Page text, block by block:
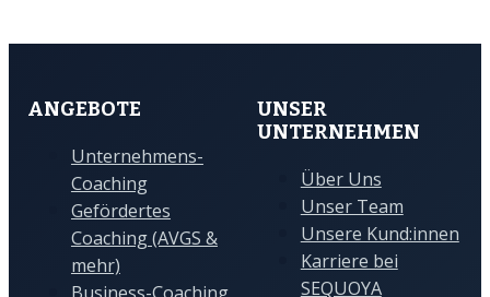
ANGEBOTE
Unternehmens-
Coaching
Gefördertes
Coaching (AVGS &
mehr)
UNSER
UNTERNEHMEN
Über Uns
Unser Team
Unsere Kund:innen
Karriere bei
SEQUOYA